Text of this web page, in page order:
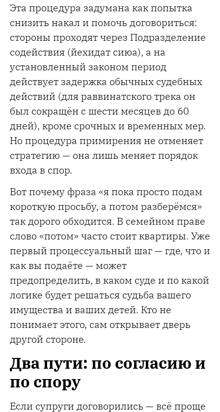
Эта процедура задумана как попытка
снизить накал и помочь договориться:
стороны проходят через Подразделение
содействия (йехидат сиюа), а на
установленный законом период
действует задержка обычных судебных
действий (для раввинатского трека он
был сокращён с шести месяцев до 60
дней), кроме срочных и временных мер.
Но процедура примирения не отменяет
стратегию — она лишь меняет порядок
входа в спор.
Вот почему фраза «я пока просто подам
короткую просьбу, а потом разберёмся»
так дорого обходится. В семейном праве
слово «потом» часто стоит квартиры. Уже
первый процессуальный шаг — где, что и
как вы подаёте — может
предопределить, в каком суде и по какой
логике будет решаться судьба вашего
имущества и ваших детей. Кто не
понимает этого, сам открывает дверь
другой стороне.
Два пути: по согласию и
по спору
Если супруги договорились — всё проще